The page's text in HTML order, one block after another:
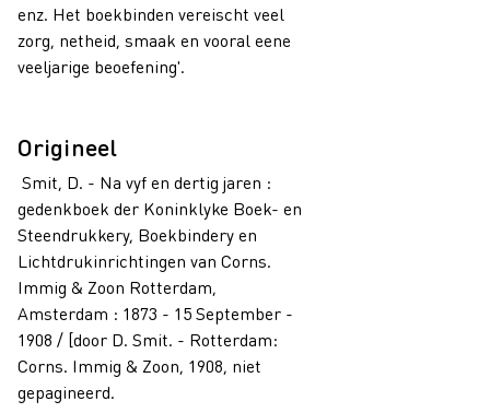
enz. Het boekbinden vereischt veel
zorg, netheid, smaak en vooral eene
veeljarige beoefening'.
Origineel
Smit, D. - Na vyf en dertig jaren :
gedenkboek der Koninklyke Boek- en
Steendrukkery, Boekbindery en
Lichtdrukinrichtingen van Corns.
Immig & Zoon Rotterdam,
Amsterdam : 1873 - 15 September -
1908 / [door D. Smit. - Rotterdam:
Corns. Immig & Zoon, 1908, niet
gepagineerd.